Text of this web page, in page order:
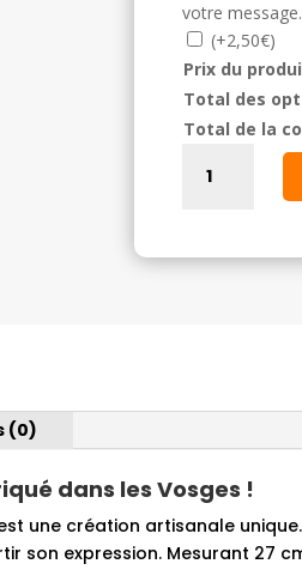
votre message.
(+2,50€)
Prix du
Total des
Total de la
naissance
(0)
dans les Vosges !
une création artisanale
son expression. Mesurant 27